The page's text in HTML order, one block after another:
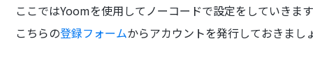
ここではYoomを使用してノーコードで設定をしていきま
こちらの登録フォームからアカウントを発行しておきまし